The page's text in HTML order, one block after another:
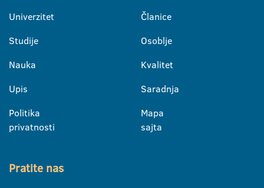
Univerzitet
Studije
Nauka
Upis
Politika
privatnosti
Članice
Osoblje
Kvalitet
Saradnja
Mapa
sajta
Pratite nas